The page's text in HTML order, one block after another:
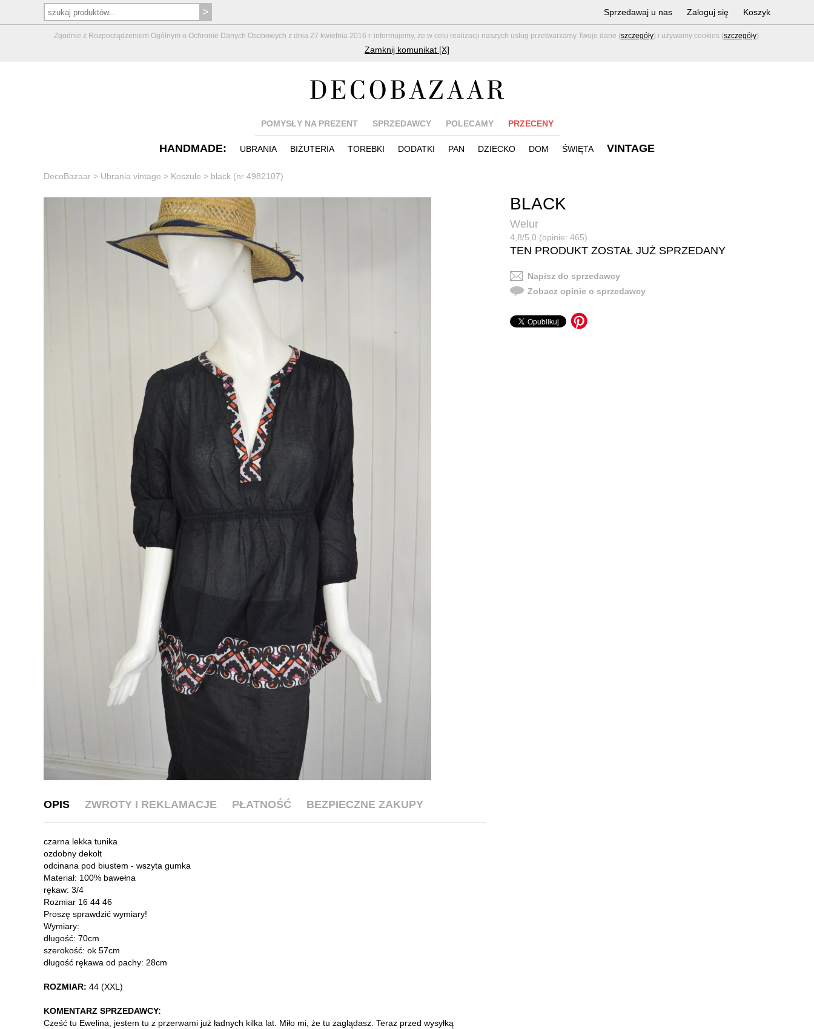
Zgodnie z Rozporządzeniem Ogólnym o Ochronie Danych Osobowych z dnia 27 kwietnia 2016 r. informujemy, że w celu realizacji naszych usług przetwarzamy Twoje dane (szczegóły) i używamy cookies (szczegóły).
Zamknij komunikat [X]
Sprzedawaj u nas Zaloguj się Koszyk
POMYSŁY NA PREZENT SPRZEDAWCY POLECAMY PRZECENY
HANDMADE: UBRANIA BIŻUTERIA TOREBKI DODATKI PAN DZIECKO DOM ŚWIĘTA VINTAGE
DecoBazaar > Ubrania vintage > Koszule > black (nr 4982107)
BLACK
Welur
4,8/5,0 (opinie: 465)
TEN PRODUKT ZOSTAŁ JUŻ SPRZEDANY
Napisz do sprzedawcy
Zobacz opinie o sprzedawcy
OPIS ZWROTY I REKLAMACJE PŁATNOŚĆ BEZPIECZNE ZAKUPY
czarna lekka tunika
ozdobny dekolt
odcinana pod biustem - wszyta gumka
Materiał: 100% bawełna
rękaw: 3/4
Rozmiar 16 44 46
Proszę sprawdzić wymiary!
Wymiary:
długość: 70cm
szerokość: ok 57cm
długość rękawa od pachy: 28cm
ROZMIAR: 44 (XXL)
KOMENTARZ SPRZEDAWCY:
Cześć tu Ewelina, jestem tu z przerwami już ładnych kilka lat. Miło mi, że tu zaglądasz. Teraz przed wysyłką